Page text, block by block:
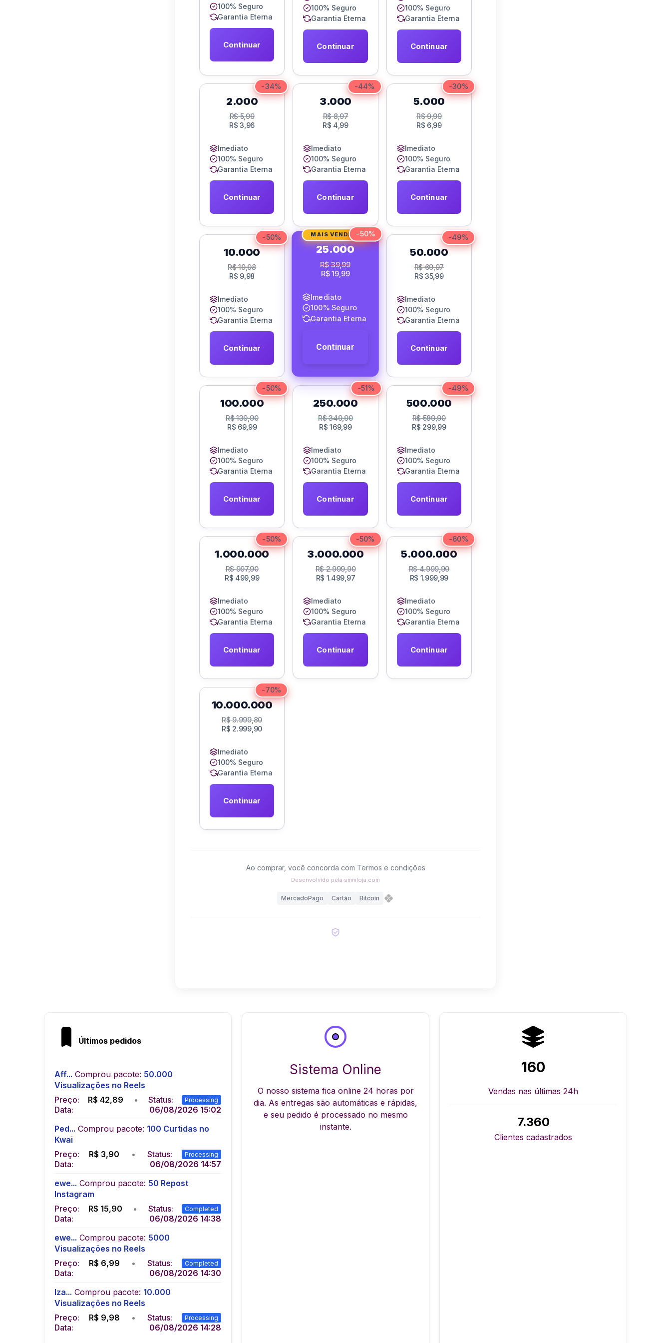
100% Seguro
Garantia Eterna
Continuar
100% Seguro
Garantia Eterna
Continuar
100% Seguro
Garantia Eterna
Continuar
-34%
2.000
R$5,99
R$ 3,96
Imediato
100% Seguro
Garantia Eterna
Continuar
-44%
3.000
R$8,97
R$ 4,99
Imediato
100% Seguro
Garantia Eterna
Continuar
-30%
5.000
R$9,99
R$ 6,99
Imediato
100% Seguro
Garantia Eterna
Continuar
-50%
10.000
R$19,98
R$ 9,98
Imediato
100% Seguro
Garantia Eterna
Continuar
-50%
25.000
R$39,99
R$19,99
Imediato
100% Seguro
Garantia Eterna
MAIS VENDIDO
Continuar
-49%
50.000
R$69,97
R$ 35,99
Imediato
100% Seguro
Garantia Eterna
Continuar
-50%
100.000
R$139,90
R$ 69,99
Imediato
100% Seguro
Garantia Eterna
Continuar
-51%
250.000
R$349,90
R$ 169,99
Imediato
100% Seguro
Garantia Eterna
Continuar
-49%
500.000
R$589,90
R$ 299,99
Imediato
100% Seguro
Garantia Eterna
Continuar
-50%
1.000.000
R$997,90
R$ 499,99
Imediato
100% Seguro
Garantia Eterna
Continuar
-50%
3.000.000
R$2.999,90
R$ 1.499,97
Imediato
100% Seguro
Garantia Eterna
Continuar
-60%
5.000.000
R$4.999,90
R$ 1.999,99
Imediato
100% Seguro
Garantia Eterna
Continuar
-70%
10.000.000
R$9.999,80
R$ 2.999,90
Imediato
100% Seguro
Garantia Eterna
Continuar
Ao comprar, você concorda com Termos e condições
Desenvolvido pela smmloja.com
MercadoPago Cartão Bitcoin
Últimos pedidos
Aff... Comprou pacote: 50.000
Visualizações no Reels
Preço:
R$ 42,89 • Status: Processing
Data:
06/08/2026 15:02
Ped... Comprou pacote: 100 Curtidas no
Kwai
Preço:
R$ 3,90 • Status: Processing
Data:
06/08/2026 14:57
ewe... Comprou pacote: 50 Repost
Instagram
Preço:
R$ 15,90 • Status: Completed
Data:
06/08/2026 14:38
ewe... Comprou pacote: 5000
Visualizações no Reels
Preço:
R$ 6,99 • Status: Completed
Data:
06/08/2026 14:30
Iza... Comprou pacote: 10.000
Visualizações no Reels
Preço:
R$ 9,98 • Status: Processing
Data: 06/08/2026 14:28
Sistema Online
O nosso sistema fica online 24 horas por
dia. As entregas são automáticas e rápidas,
e seu pedido é processado no mesmo
instante.
160
Vendas nas últimas 24h
7.360
Clientes cadastrados